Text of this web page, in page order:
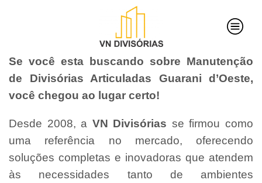
Se você esta buscando sobre Manutenção
de Divisórias Articuladas Guarani d’Oeste,
você chegou ao lugar certo!
Desde 2008, a VN Divisórias se firmou como
uma referência no mercado, oferecendo
soluções completas e inovadoras que atendem
às necessidades tanto de ambientes